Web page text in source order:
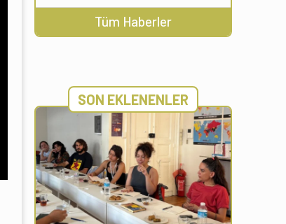
Tüm Haberler
SON EKLENENLER